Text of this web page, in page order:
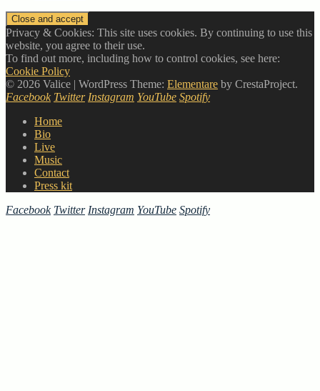
Privacy & Cookies: This site uses cookies. By continuing to use this
website, you agree to their use.
To find out more, including how to control cookies, see here:
Cookie Policy
© 2026 Valice | WordPress Theme: Elementare by CrestaProject.
Facebook Twitter Instagram YouTube Spotify
Home
Bio
Live
Music
Contact
Press kit
Facebook Twitter Instagram YouTube Spotify